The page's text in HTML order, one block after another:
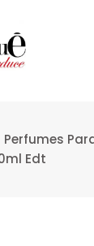
Perfumes
Edt